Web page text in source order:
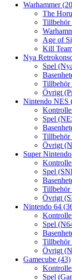
Warhammer
The
Tillbehör
Age of
Kill
Nya
Spel
Tillbehör
Övrigt
Nintendo NES
Spel
Tillbehör
Övrigt
Super Nintendo
Spel
Tillbehör
Övrigt
Nintendo 64
Spel
Tillbehör
Övrigt
Gamecube (43)
Spel